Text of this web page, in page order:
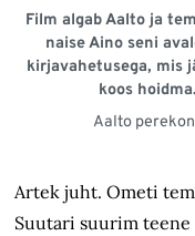
Film algab Aalto ja
naise Aino seni
kirjavahetusega, mis
koos hoidma.
Aalto
Artek juht. Ometi
Suutari suurim teene